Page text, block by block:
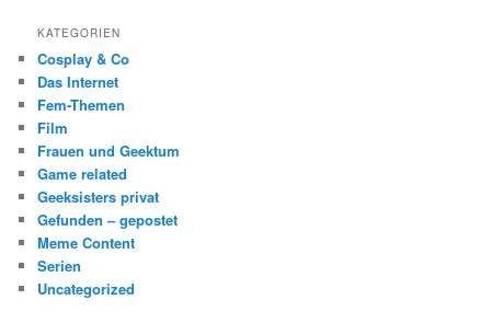
KATEGORIEN
Cosplay & Co
Das Internet
Fem-Themen
Film
Frauen und Geektum
Game related
Geeksisters privat
Gefunden – gepostet
Meme Content
Serien
Uncategorized